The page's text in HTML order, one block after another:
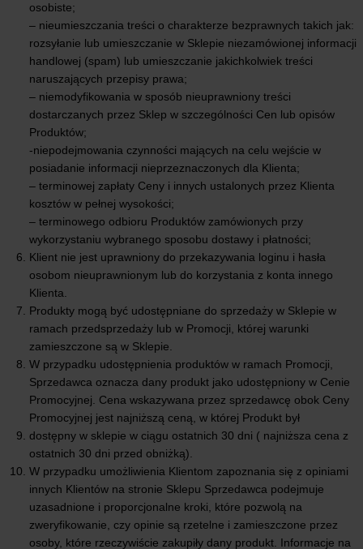
osobiste;
– nieumieszczania treści o charakterze bezprawnych takich jak:
rozsyłanie lub umieszczanie w Sklepie niezamówionej informacji
handlowej (spam) lub umieszczanie jakichkolwiek treści
naruszających przepisy prawa;
– niemodyfikowania w sposób nieuprawniony treści
dostarczanych przez Sklep w szczególności Cen lub opisów
Produktów;
-niepodejmowania czynności mających na celu wejście w
posiadanie informacji nieprzeznaczonych dla Klienta;
– terminowej zapłaty Ceny i innych ustalonych przez Klienta
kosztów w pełnej wysokości;
– terminowego odbioru Produktów zamówionych przy
wykorzystaniu wybranego sposobu dostawy i płatności;
Klient nie jest uprawniony do przekazywania loginu i hasła
osobom nieuprawnionym lub do korzystania z konta innego
Klienta.
Produkty mogą być udostępniane do sprzedaży w Sklepie w
ramach przedsprzedaży lub w Promocji, której warunki
zamieszczone są w Sklepie.
W przypadku udostępnienia produktów w ramach Promocji,
Sprzedawca oznacza dany produkt jako udostępniony w Cenie
Promocyjnej. Cena wskazywana przez sprzedawcę obok Ceny
Promocyjnej jest najniższą ceną, w której Produkt był
dostępny w sklepie w ciągu ostatnich 30 dni ( najniższa cena z
ostatnich 30 dni przed obniżką).
W przypadku umożliwienia Klientom zapoznania się z opiniami
innych Klientów na stronie Sklepu Sprzedawca podejmuje
uzasadnione i proporcjonalne kroki, które pozwolą na
zweryfikowanie, czy opinie są rzetelne i zamieszczone przez
osoby, które rzeczywiście zakupiły dany produkt. Informacje na